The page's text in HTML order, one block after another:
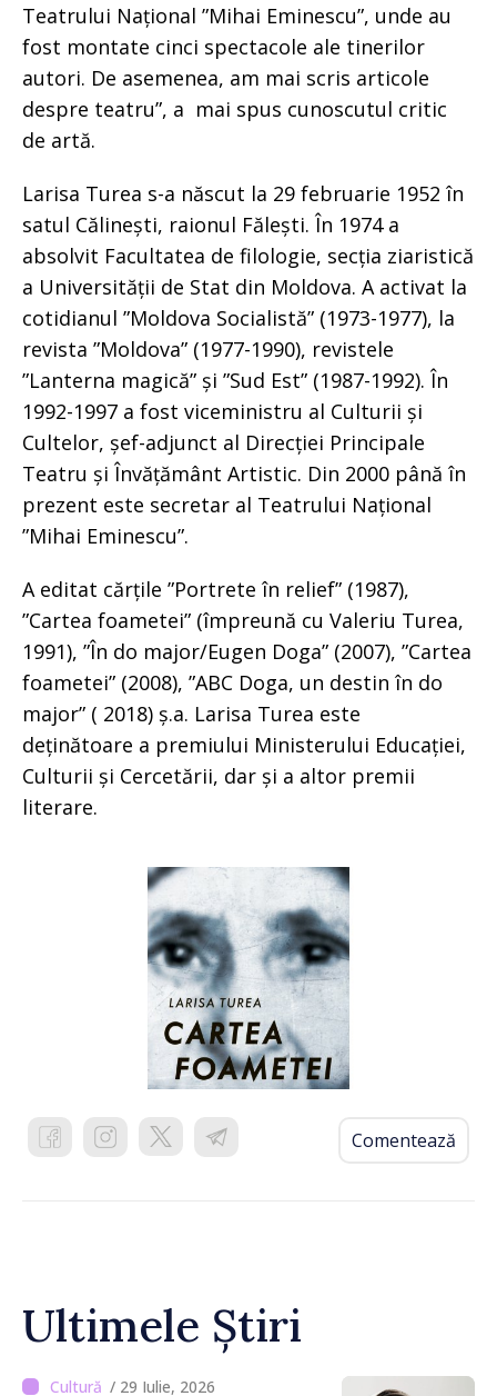
Teatrului Național ”Mihai Eminescu”, unde au
fost montate cinci spectacole ale tinerilor
autori. De asemenea, am mai scris articole
despre teatru”, a mai spus cunoscutul critic
de artă.
Larisa Turea s-a născut la 29 februarie 1952 în
satul Călinești, raionul Fălești. În 1974 a
absolvit Facultatea de filologie, secția ziaristică
a Universității de Stat din Moldova. A activat la
cotidianul ”Moldova Socialistă” (1973-1977), la
revista ”Moldova” (1977-1990), revistele
”Lanterna magică” și ”Sud Est” (1987-1992). În
1992-1997 a fost viceministru al Culturii și
Cultelor, șef-adjunct al Direcției Principale
Teatru și Învățământ Artistic. Din 2000 până în
prezent este secretar al Teatrului Național
”Mihai Eminescu”.
A editat cărțile ”Portrete în relief” (1987),
”Cartea foametei” (împreună cu Valeriu Turea,
1991), ”În do major/Eugen Doga” (2007), ”Cartea
foametei” (2008), ”ABC Doga, un destin în do
major” ( 2018) ș.a. Larisa Turea este
deținătoare a premiului Ministerului Educației,
Culturii și Cercetării, dar și a altor premii
literare.
Comentează
Ultimele Știri
/ 29 Iulie, 2026